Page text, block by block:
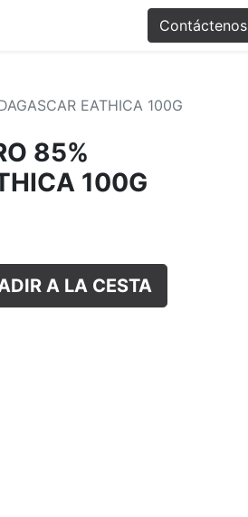
Contáctenos
EATHICA 100G
85%
100G
A LA CESTA